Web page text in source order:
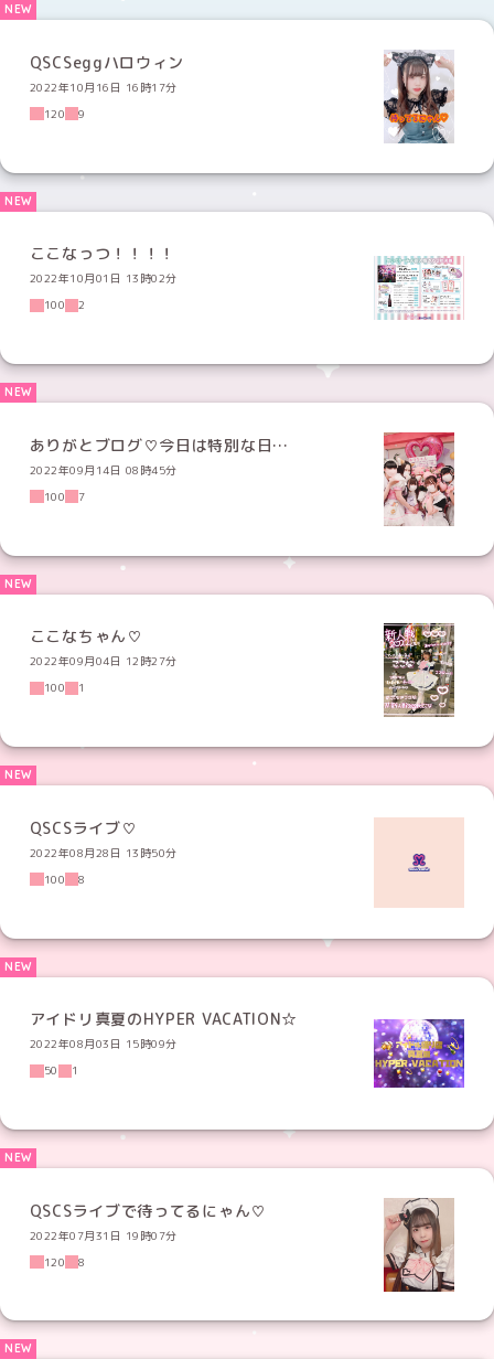
QSCSeggハロウィン
2022年10月16日 16時17分
120
9
ここなっつ！！！！
2022年10月01日 13時02分
100
2
ありがとブログ♡今日は特別な日…
2022年09月14日 08時45分
100
7
ここなちゃん♡
2022年09月04日 12時27分
100
1
QSCSライブ♡
2022年08月28日 13時50分
100
8
アイドリ真夏のHYPER VACATION☆
2022年08月03日 15時09分
50
1
QSCSライブで待ってるにゃん♡
2022年07月31日 19時07分
120
8